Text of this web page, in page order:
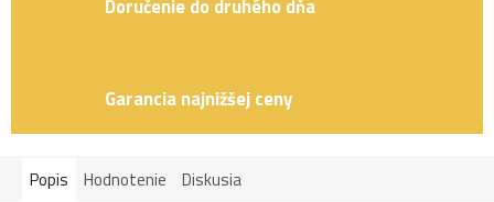
Doručenie do druhého dňa
Garancia najnižšej ceny
Popis Hodnotenie Diskusia